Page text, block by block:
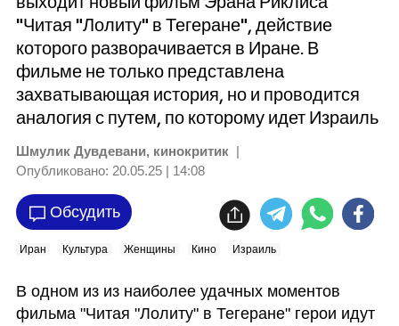
"Читая "Лолиту" в Тегеране", действие
которого разворачивается в Иране. В
фильме не только представлена
захватывающая история, но и проводится
аналогия с путем, по которому идет Израиль
Шмулик Дувдевани, кинокритик |
Опубликовано: 20.05.25 | 14:08
Обсудить
Иран Культура Женщины Кино Израиль
В одном из из наиболее удачных моментов
фильма "Читая "Лолиту" в Тегеране" герои идут